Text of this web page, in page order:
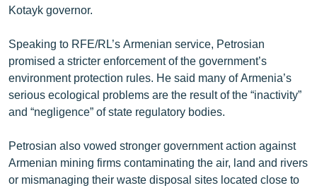
Kotayk governor.
Speaking to RFE/RL’s Armenian service, Petrosian
promised a stricter enforcement of the government’s
environment protection rules. He said many of Armenia’s
serious ecological problems are the result of the “inactivity”
and “negligence” of state regulatory bodies.
Petrosian also vowed stronger government action against
Armenian mining firms contaminating the air, land and rivers
or mismanaging their waste disposal sites located close to